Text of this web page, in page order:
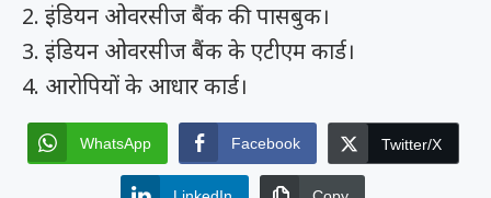
2. इंडियन ओवरसीज बैंक की पासबुक।
3. इंडियन ओवरसीज बैंक के एटीएम कार्ड।
4. आरोपियों के आधार कार्ड।
WhatsApp Facebook Twitter/X